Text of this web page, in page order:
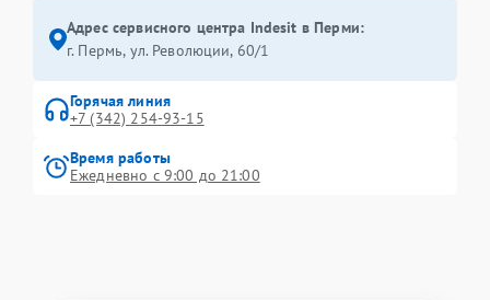
Адрес сервисного центра Indesit в Перми:
г. Пермь, ул. ​Революции, 60/1
Горячая линия
+7 (342) 254-93-15
Время работы
Ежедневно с 9:00 до 21:00